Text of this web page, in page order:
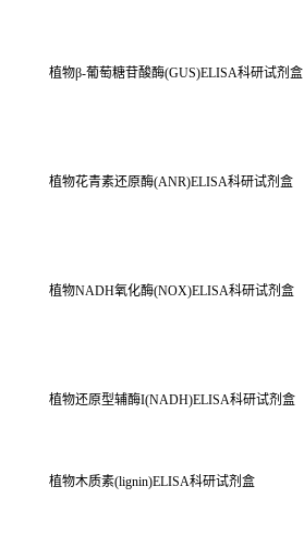
植物β-葡萄糖苷酸酶(GUS)ELISA科研试剂盒
植物花青素还原酶(ANR)ELISA科研试剂盒
植物NADH氧化酶(NOX)ELISA科研试剂盒
植物还原型辅酶I(NADH)ELISA科研试剂盒
植物木质素(lignin)ELISA科研试剂盒